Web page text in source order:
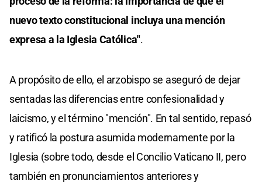
nuevo texto constitucional incluya una mención
expresa a la Iglesia Católica".
A propósito de ello, el arzobispo se aseguró de dejar
sentadas las diferencias entre confesionalidad y
laicismo, y el término "mención". En tal sentido, repasó
y ratificó la postura asumida modernamente por la
Iglesia (sobre todo, desde el Concilio Vaticano II, pero
también en pronunciamientos anteriores y